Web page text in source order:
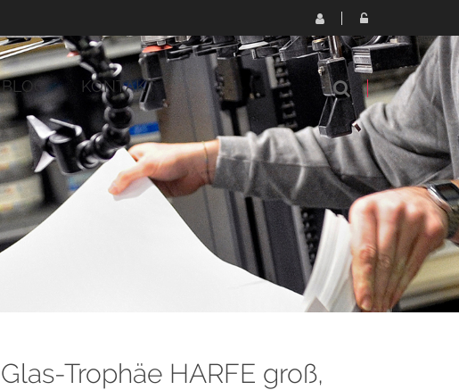
BLOG KONTAKT
Glas-Trophäe HARFE groß,